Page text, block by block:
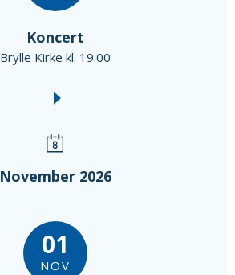
Koncert
Brylle Kirke kl. 19:00
November 2026
01
NOV